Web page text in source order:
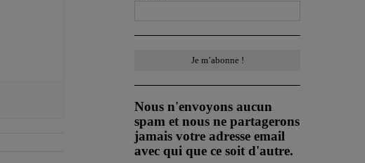
Nous n'envoyons aucun
spam et nous ne partagerons
jamais votre adresse email
avec qui que ce soit d'autre.